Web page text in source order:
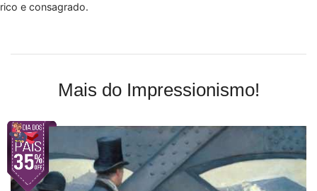
rico e consagrado.
Mais do Impressionismo!